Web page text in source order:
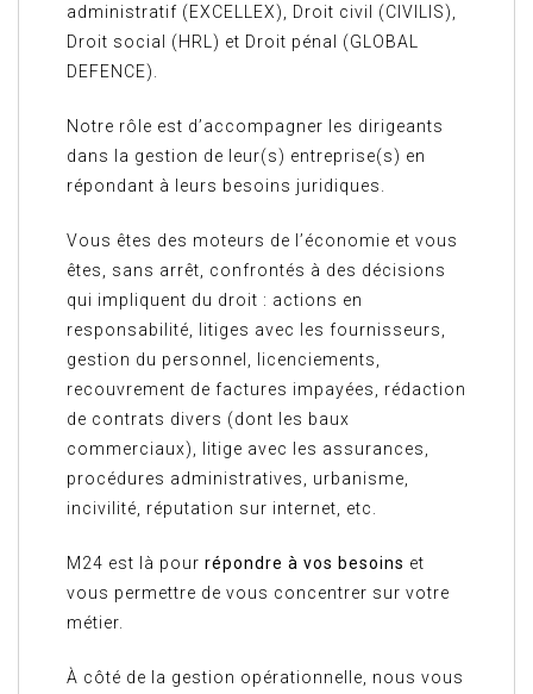
administratif (EXCELLEX), Droit civil (CIVILIS),
Droit social (HRL) et Droit pénal (GLOBAL
DEFENCE).
Notre rôle est d’accompagner les dirigeants
dans la gestion de leur(s) entreprise(s) en
répondant à leurs besoins juridiques.
Vous êtes des moteurs de l’économie et vous
êtes, sans arrêt, confrontés à des décisions
qui impliquent du droit : actions en
responsabilité, litiges avec les fournisseurs,
gestion du personnel, licenciements,
recouvrement de factures impayées, rédaction
de contrats divers (dont les baux
commerciaux), litige avec les assurances,
procédures administratives, urbanisme,
incivilité, réputation sur internet, etc.
M24 est là pour répondre à vos besoins et
vous permettre de vous concentrer sur votre
métier.
À côté de la gestion opérationnelle, nous vous